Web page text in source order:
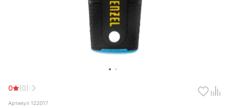
0 (0)
Артикул 122017